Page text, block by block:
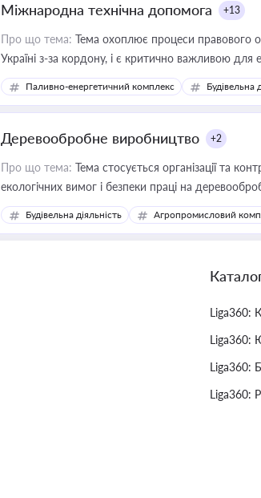
Міжнародна технічна допомога +13
Про що тема: Тема охоплює процеси правового
Україні з-за кордону, і є критично важливою
інфраструктурних проєктів
Паливно-енергетичний комплекс Будівельна
Деревообробне виробництво +2
Про що тема: Тема стосується організації та
екологічних вимог і безпеки праці на
Будівельна діяльність Агропромисловий
Liga360:
Liga360:
Liga360:
Liga360: